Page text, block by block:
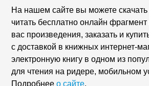
На нашем сайте вы можете скачать
читать бесплатно онлайн
вас произведения, заказать и
с доставкой в книжных интернет-
электронную книгу в одном из
для чтения на ридере, мобильном
Подробнеео сайте.